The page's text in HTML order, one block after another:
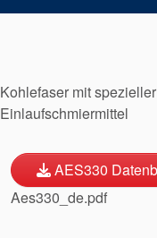
Kohlefaser mit
Einlaufschmiermittel
AES330
Aes330_de.pdf